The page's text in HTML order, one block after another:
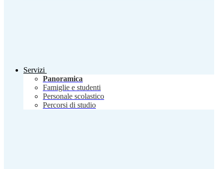
Servizi
Panoramica
Famiglie e studenti
Personale scolastico
Percorsi di studio